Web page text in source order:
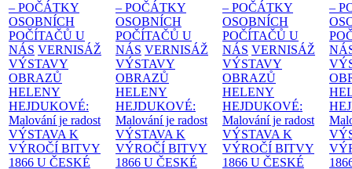
– POČÁTKY
OSOBNÍCH
POČÍTAČŮ U
NÁS VERNISÁŽ
VÝSTAVY
OBRAZŮ
HELENY
HEJDUKOVÉ:
Malování je radost
VÝSTAVA K
VÝROČÍ BITVY
1866 U ČESKÉ
– POČÁTKY
OSOBNÍCH
POČÍTAČŮ U
NÁS VERNISÁŽ
VÝSTAVY
OBRAZŮ
HELENY
HEJDUKOVÉ:
Malování je radost
VÝSTAVA K
VÝROČÍ BITVY
1866 U ČESKÉ
– POČÁTKY
OSOBNÍCH
POČÍTAČŮ U
NÁS VERNISÁŽ
VÝSTAVY
OBRAZŮ
HELENY
HEJDUKOVÉ:
Malování je radost
VÝSTAVA K
VÝROČÍ BITVY
1866 U ČESKÉ
–